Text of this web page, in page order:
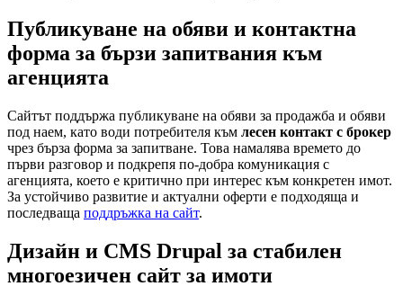
Публикуване на обяви и контактна
форма за бързи запитвания към
агенцията
Сайтът поддържа публикуване на обяви за продажба и обяви
под наем, като води потребителя към лесен контакт с брокер
чрез бърза форма за запитване. Това намалява времето до
първи разговор и подкрепя по-добра комуникация с
агенцията, което е критично при интерес към конкретен имот.
За устойчиво развитие и актуални оферти е подходяща и
последваща поддръжка на сайт.
Дизайн и CMS Drupal за стабилен
многоезичен сайт за имоти